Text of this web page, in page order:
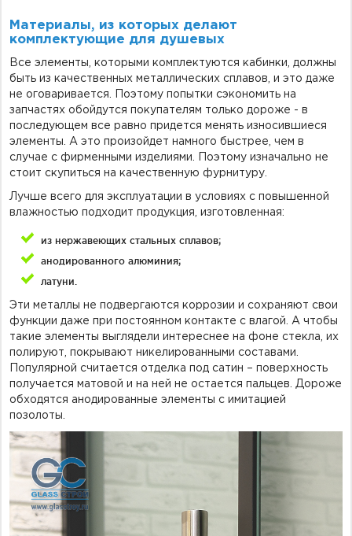
Материалы, из которых делают
комплектующие для душевых
Все элементы, которыми комплектуются кабинки, должны
быть из качественных металлических сплавов, и это даже
не оговаривается. Поэтому попытки сэкономить на
запчастях обойдутся покупателям только дороже - в
последующем все равно придется менять износившиеся
элементы. А это произойдет намного быстрее, чем в
случае с фирменными изделиями. Поэтому изначально не
стоит скупиться на качественную фурнитуру.
Лучше всего для эксплуатации в условиях с повышенной
влажностью подходит продукция, изготовленная:
из нержавеющих стальных сплавов;
анодированного алюминия;
латуни.
Эти металлы не подвергаются коррозии и сохраняют свои
функции даже при постоянном контакте с влагой. А чтобы
такие элементы выглядели интереснее на фоне стекла, их
полируют, покрывают никелированными составами.
Популярной считается отделка под сатин – поверхность
получается матовой и на ней не остается пальцев. Дороже
обходятся анодированные элементы с имитацией
позолоты.